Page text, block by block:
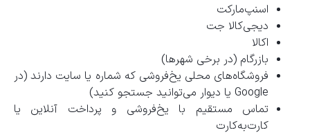
اسنپ‌مارکت
دیجی‌کالا جت
اکالا
بازرگام (در برخی شهرها)
فروشگاه‌های محلی یخ‌فروشی که شماره یا سایت دارند (در
Google یا دیوار می‌توانید جستجو کنید)
تماس مستقیم با یخ‌فروشی و پرداخت آنلاین یا
کارت‌به‌کارت